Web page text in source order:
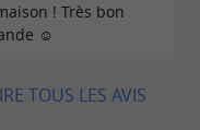
! Très bon
☺️
TOUS LES AVIS